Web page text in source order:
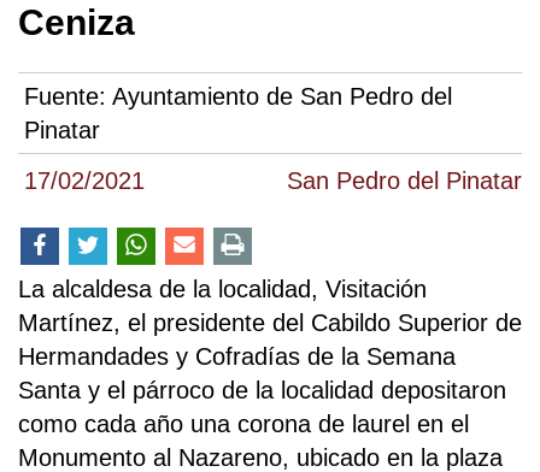
17/02/2021 San Pedro del Pinatar
Ceniza
Fuente: Ayuntamiento de San Pedro del
Pinatar
La alcaldesa de la localidad, Visitación
Martínez, el presidente del Cabildo Superior de
Hermandades y Cofradías de la Semana
Santa y el párroco de la localidad depositaron
como cada año una corona de laurel en el
Monumento al Nazareno, ubicado en la plaza